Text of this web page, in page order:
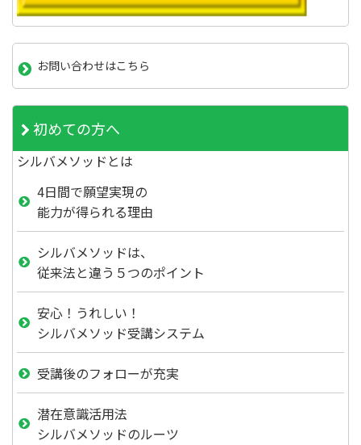
お問い合わせはこちら
初めての方へ
シルバメソッドとは
4日間で願望実現の
能力が得られる理由
シルバメソッドは、
従来法と違う５つのポイント
安心！うれしい！
シルバメソッド受講システム
受講後のフォローが充実
潜在意識活用法
シルバメソッドのルーツ